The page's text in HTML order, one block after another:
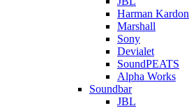
Harman Kardon
Marshall
Sony
Devialet
SoundPEATS
Alpha Works
Soundbar
JBL